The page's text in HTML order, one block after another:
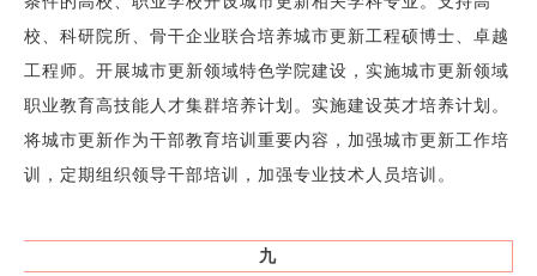
校、科研院所、骨干企业联合培养城市更新工程硕博士、卓越
工程师。开展城市更新领域特色学院建设，实施城市更新领域
职业教育高技能人才集群培养计划。实施建设英才培养计划。
将城市更新作为干部教育培训重要内容，加强城市更新工作培
训，定期组织领导干部培训，加强专业技术人员培训。
九